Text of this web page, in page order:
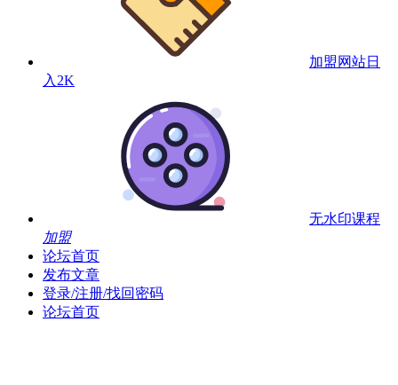
加盟网站日
入2K
无水印课程
加盟
论坛首页
发布文章
登录/注册/找回密码
论坛首页